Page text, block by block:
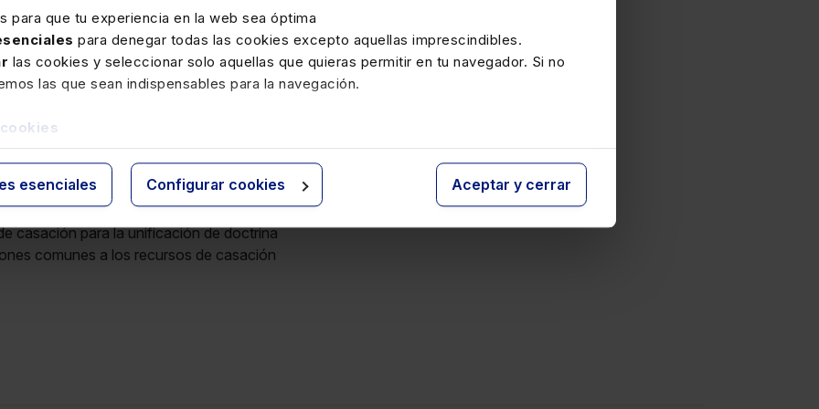
para que tu experiencia en la web sea óptima
para denegar todas las cookies excepto aquellas imprescindibles.
las cookies y seleccionar solo aquellas que quieras permitir en tu navegador. Si no
las que sean indispensables para la navegación.
esenciales Configurar cookies Aceptar y cerrar
por infracción procesal
penal
casación ordinario
casación para la unificación de doctrina
contencioso-administrativa
casación ordinario
social
casación ordinario e impugnación de actos administrativos
casación para la unificación de doctrina
comunes a los recursos de casación